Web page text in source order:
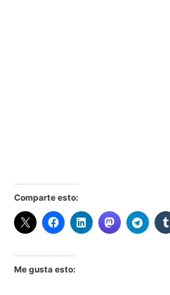
Comparte esto:
Me gusta esto: